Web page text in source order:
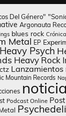
Del Género"
Argonauta
blues rock
Metal EP
Heavy Psych
Heavy Rock
Lanzamientos
Mountain Records
Podcast Online